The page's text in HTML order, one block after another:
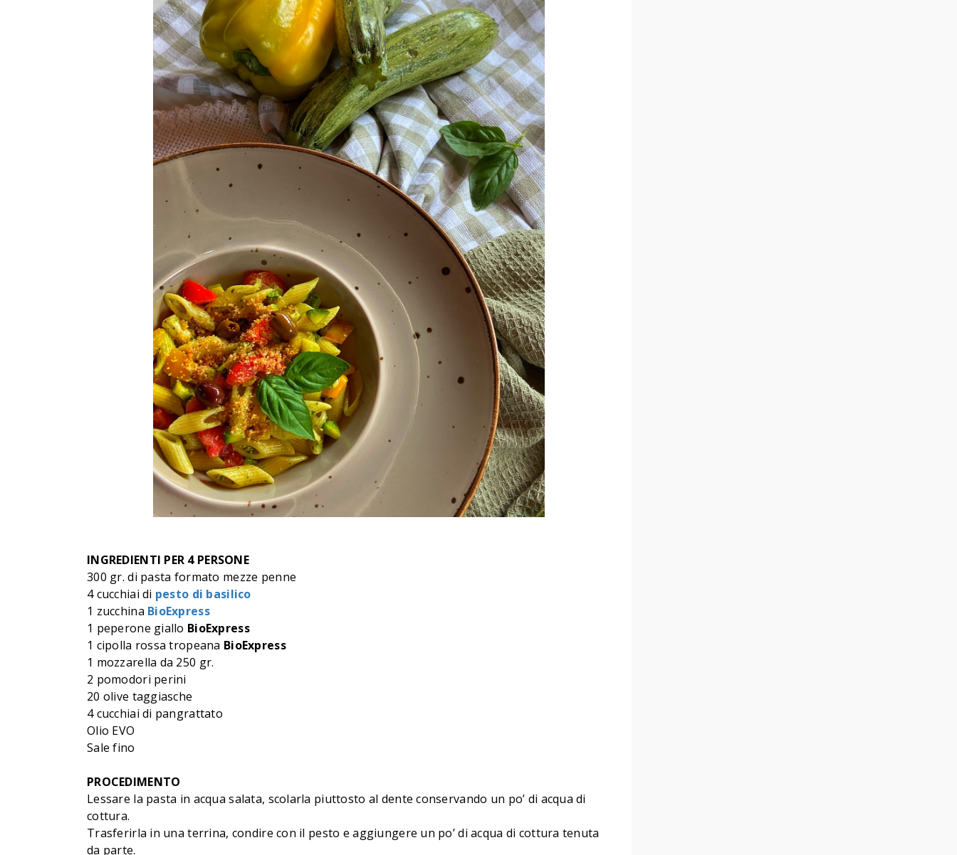
INGREDIENTI PER 4 PERSONE
300 gr. di pasta formato mezze penne
4 cucchiai di pesto di basilico
1 zucchina BioExpress
1 peperone giallo BioExpress
1 cipolla rossa tropeana BioExpress
1 mozzarella da 250 gr.
2 pomodori perini
20 olive taggiasche
4 cucchiai di pangrattato
Olio EVO
Sale fino
PROCEDIMENTO
Lessare la pasta in acqua salata, scolarla piuttosto al dente conservando un po’ di acqua di
cottura.
Trasferirla in una terrina, condire con il pesto e aggiungere un po’ di acqua di cottura tenuta
da parte.